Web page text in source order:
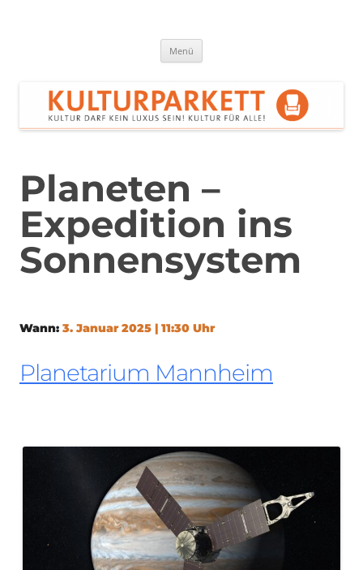
Menü
Planeten –
Expedition ins
Sonnensystem
Wann: 3. Januar 2025 | 11:30 Uhr
Planetarium Mannheim